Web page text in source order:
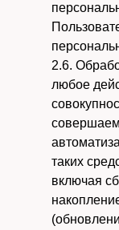
2.6.
любое
таких
включая